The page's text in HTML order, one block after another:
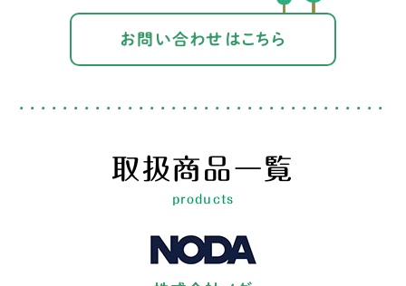
お問い合わせはこちら
取扱商品一覧
products